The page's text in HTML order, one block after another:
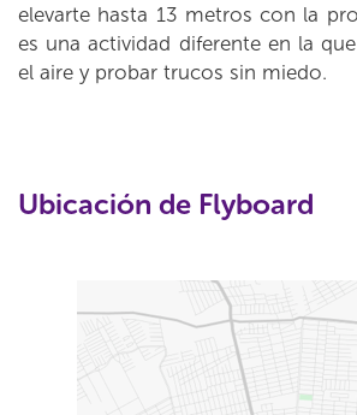
elevarte hasta 13 metros con la
es una actividad diferente en la
el aire y probar trucos sin miedo.
Ubicación de Flyboard